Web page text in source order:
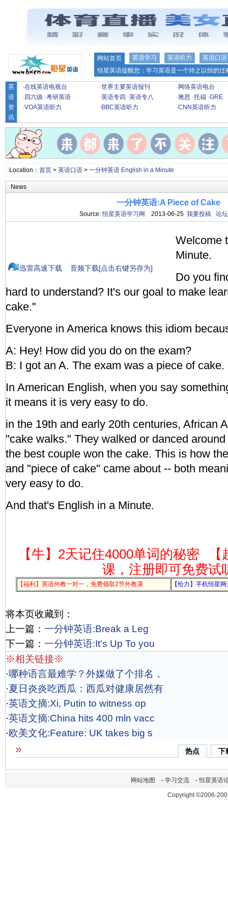
网站首页 英语学习 英语听力
英语口语
恒星英语提醒您：学习英语是一个持之以恒的
英
语
资
讯
·在线英语电视台 ·世界主要英语报刊 · 网络英语电台
· 四六级 ·考研英语 ·英语专四 ·英语专八 ·雅思 ·托福 ·GRE
·VOA英语听力 · BBC英语听力 ·CNN英语听力
Location： 首页> 英语口语> 一分钟英语 English in a Minute
News
一分钟英语:A Piece of Cake
Source:恒星英语学习网 2013-06-25 我要投稿 论坛
迅雷高速下载 音频下载[点击右键另存为]
Welcome
Minute.
Do you
hard to understand? It's our goal to make
cake."
Everyone in America knows this idiom
A: Hey! How did you do on the exam?
B: I got an A. The exam was a piece of cake.
In American English, when you say
it means it is very easy to do.
in the 19th and early 20th centuries, African
"cake walks." They walked or danced
the best couple won the cake. This is how
and "piece of cake" came about -- both
very easy to do.
And that's English in a Minute.
【牛】2天记住4000单词的秘密
课，注册即可免费试
【福利】英语外教一对一，免费领取2节外教课 【给力】手机恒星
将本页收藏到：
上一篇： 一分钟英语:Break a Leg
下一篇： 一分钟英语:It's Up To you
※相关链接※
·哪种语言最难学？外媒做了个排名，
·夏日炎炎吃西瓜：西瓜对健康居然有
·英语文摘:Xi, Putin to witness op
·英语文摘:China hits 400 mln vacc
·欧美文化:Feature: UK takes big s
热点 下
网站地图 - 学习交流 -恒星英语
Copyright ©2006-